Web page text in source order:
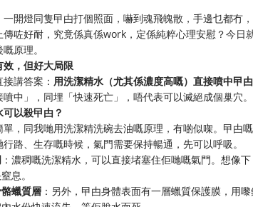
一開燈同隻曱甴打個照面，嚇到魂飛魄散，手邊乜都冇
傳咗好耐，究竟係真係work，定係純粹心理安慰？今
原理。
效，但好大局限
講答案： 用洗潔精水（尤其係濃度高嘅）直接噴中曱
中」，同埋「快速死亡」，唔代表可以滅絕成個巢穴
以殺曱甴？
單，同我哋用洗潔精洗碗去油嘅原理，有啲似㗎。曱甴
路、生存嘅時候，氣門需要保持暢通，先可以呼吸。
：濃稠嘅洗潔精水，可以直接堵塞住佢哋嘅氣門。想像
息。
蠟質層 ：另外，曱甴身體表面有一層蠟質保護膜，用